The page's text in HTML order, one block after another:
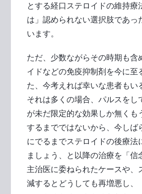
とする経口ステロイドの維持療
は」認められない選択肢であっ
います。
ただ、少数ながらその時期も含
イドなどの免疫抑制剤を今に至
た、今考えれば幸いな患者もい
それは多くの場合、パルスをし
が未だ限定的な効果しか無くも
するまでではないから、今しば
にでるまでステロイドの後療法
ましょう、と以降の治療を「信
主治医に委ねられたケースや、
減するとどうしても再増悪し、